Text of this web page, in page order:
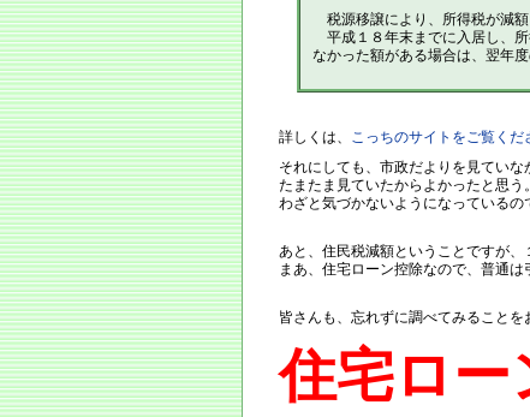
税源移譲により、所得税が減額
平成１８年末までに入居し、
なかった額がある場合は、翌年
詳しくは、 こっちのサイトをご覧くだ
それにしても、市政だよりを見ていな
たまたま見ていたからよかったと思う。
わざと気づかないようになっているの
あと、住民税減額ということですが
まあ、住宅ローン控除なので、普通
皆さんも、忘れずに調べてみることを
住宅ロー